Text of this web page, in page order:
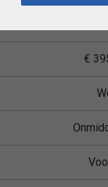
€